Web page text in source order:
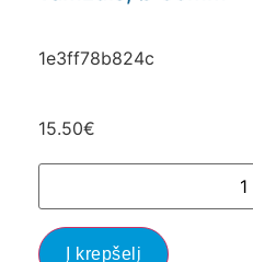
1e3ff78b824c
15.50€
Į krepšelį